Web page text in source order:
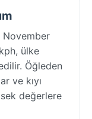
November
ülke
Öğleden
ve kıyı
değerlere